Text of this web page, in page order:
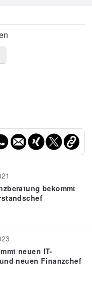
bekommt
neuen IT-
neuen Finanzchef